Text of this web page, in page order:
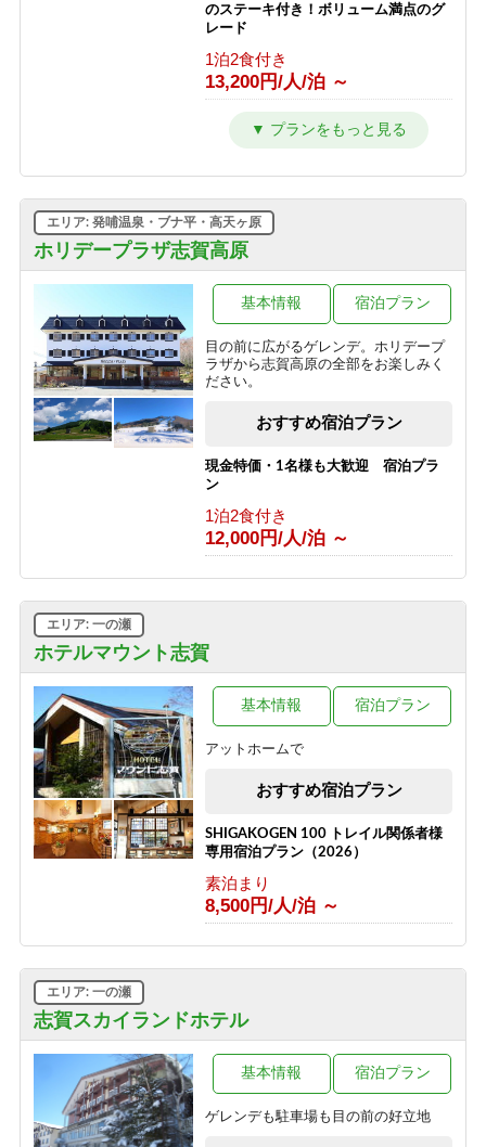
のステーキ付き！ボリューム満点のグ
レード
1泊2食付き
13,200円/人/泊 ～
■【１泊夕食】早くからアクティブに
動きたい人にオススメの夕食付きプラ
9,350円/人/泊 ～
■【１泊朝食】遅いご到着でも安心♪２
４時までチェックイン可能の朝食付き
プラン♪
1泊2食付き
8,800円/人/泊 ～
■【１泊素泊り】お食事はつかない分
とってもお得♪アクティブに動きたい
方にオススメの素泊まりプラン！
7,425円/人/泊 ～
で５００円OFFのお得なシルバープラ
ン！
竹＞を使った特別コース♪贅沢な高原
旅行～1泊2食付
1泊2食付き
16,500円/人/泊 ～
【志賀高原100キロレース 2026】イ
素泊り＞
素泊まり
8,500円/人/泊 ～
ホリデープラザ志賀高原
エリア: 発哺温泉・ブナ平・高天ヶ原
目の前に広がるゲレンデ。ホリデープ
ラザから志賀高原の全部をお楽しみく
ださい。
基本情報 宿泊プラン
おすすめ宿泊プラン
現金特価・1名様も大歓迎 宿泊プラ
ン
1泊2食付き
12,000円/人/泊 ～
ホテルマウント志賀
エリア: 一の瀬
アットホームで
基本情報 宿泊プラン
おすすめ宿泊プラン
SHIGAKOGEN 100 トレイル関係者様
専用宿泊プラン（2026）
素泊まり
8,500円/人/泊 ～
志賀スカイランドホテル
エリア: 一の瀬
ゲレンデも駐車場も目の前の好立地
基本情報 宿泊プラン